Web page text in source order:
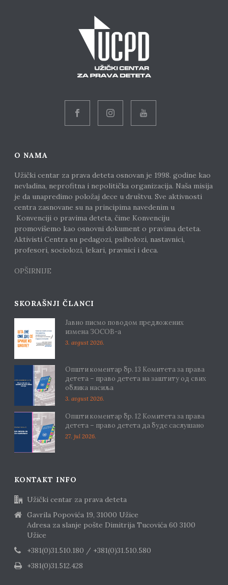
O NAMA
Užički centar za prava deteta osnovan je 1998. godine kao
nevladina, neprofitna i nepolitička organizacija. Naša misija
je da unapredimo položaj dece u društvu. Sve aktivnosti
centra zasnovane su na principima navedenim u
Konvenciji o pravima deteta, čime Konvenciju
promovišemo kao osnovni dokument o pravima deteta.
Aktivisti Centra su pedagozi, psiholozi, nastavnici,
profesori, sociolozi, lekari, pravnici i deca.
OPŠIRNIJE
SKORAŠNJI ČLANCI
Јавно писмо поводом предложених
измена ЗОСОВ-а
3. avgust 2026.
Општи коментар бр. 13 Комитета за права
детета – право детета на заштиту од свих
облика насиља
3. avgust 2026.
Општи коментар бр. 12 Комитета за права
детета – право детета да буде саслушано
27. jul 2026.
KONTAKT INFO
Užički centar za prava deteta
Gavrila Popovića 19, 31000 Užice
Adresa za slanje pošte Dimitrija Tucovića 60 3100
Užice
+381(0)31.510.180 / +381(0)31.510.580
+381(0)31.512.428